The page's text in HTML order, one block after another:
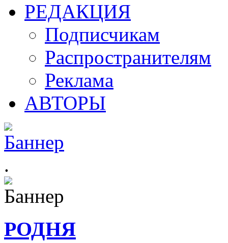
РЕДАКЦИЯ
Подписчикам
Распространителям
Реклама
АВТОРЫ
.
РОДНЯ